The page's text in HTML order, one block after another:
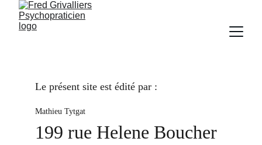
Le présent site est édité par :
Mathieu Tytgat
199 rue Helene Boucher